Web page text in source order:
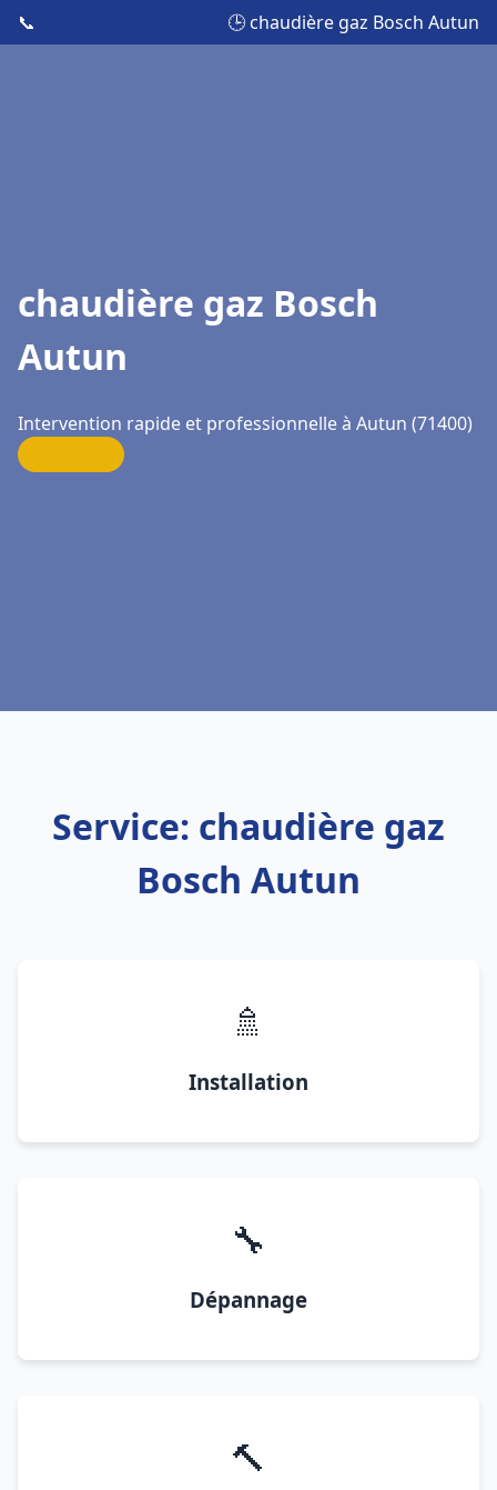
📞 🕒 chaudière gaz Bosch Autun
chaudière gaz Bosch
Autun
Intervention rapide et professionnelle à Autun (71400)
Service: chaudière gaz
Bosch Autun
🚿
Installation
🔧
Dépannage
🔨